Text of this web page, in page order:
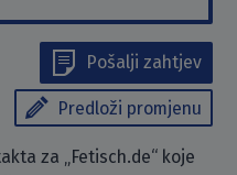
Pošalji zahtjev
Predloži promjenu
za „Fetisch.de“ koje